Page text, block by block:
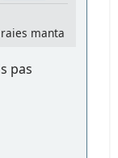
manta
pas